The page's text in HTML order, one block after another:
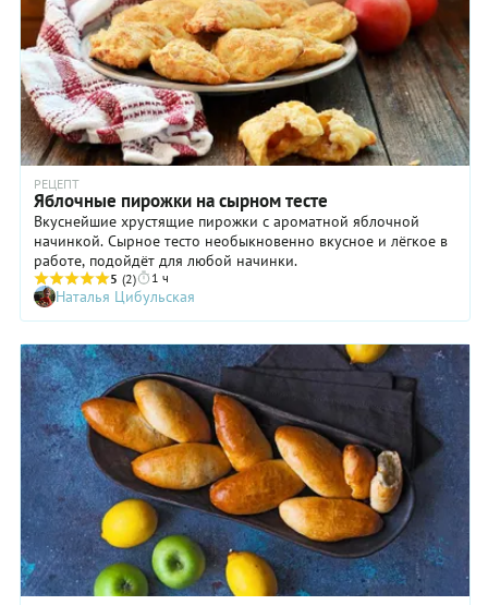
РЕЦЕПТ
Яблочные пирожки на сырном тесте
Вкуснейшие хрустящие пирожки с ароматной яблочной
начинкой. Сырное тесто необыкновенно вкусное и лёгкое в
работе, подойдёт для любой начинки.
5 (2) 1 ч
Наталья Цибульская